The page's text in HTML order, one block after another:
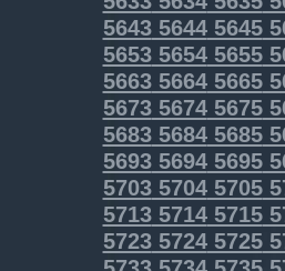
564356445645
565356545655
566356645665
567356745675
568356845685
569356945695
570357045705
571357145715
572357245725